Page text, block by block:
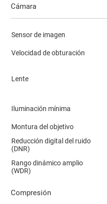
Cámara
Sensor de imagen
Velocidad de obturación
Lente
Iluminación mínima
Montura del objetivo
Reducción digital del ruido
(DNR)
Rango dinámico amplio
(WDR)
Compresión